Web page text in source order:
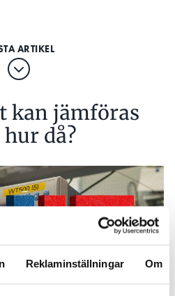
Reklaminställningar Om
kan jämföras
då?